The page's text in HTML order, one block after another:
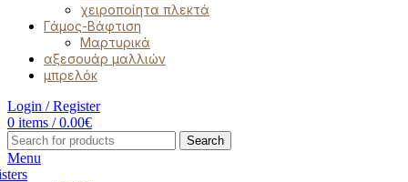
χειροποίητα πλεκτά
Γάμος-Βάφτιση
Μαρτυρικά
αξεσουάρ μαλλιών
μπρελόκ
Login / Register
0 items / 0.00€
Search
Menu